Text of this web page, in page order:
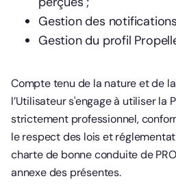
Gestion des
Gestion du profil
Compte tenu de la nature et de
l’Utilisateur s'engage à utiliser la
strictement professionnel,
le respect des lois et
charte de bonne conduite de
annexe des présentes.